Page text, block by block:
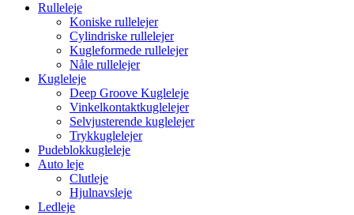
Rulleleje
Koniske rullelejer
Cylindriske rullelejer
Kugleformede rullelejer
Nåle rullelejer
Kugleleje
Deep Groove Kugleleje
Vinkelkontaktkuglelejer
Selvjusterende kuglelejer
Trykkuglelejer
Pudeblokkugleleje
Auto leje
Clutleje
Hjulnavsleje
Ledleje